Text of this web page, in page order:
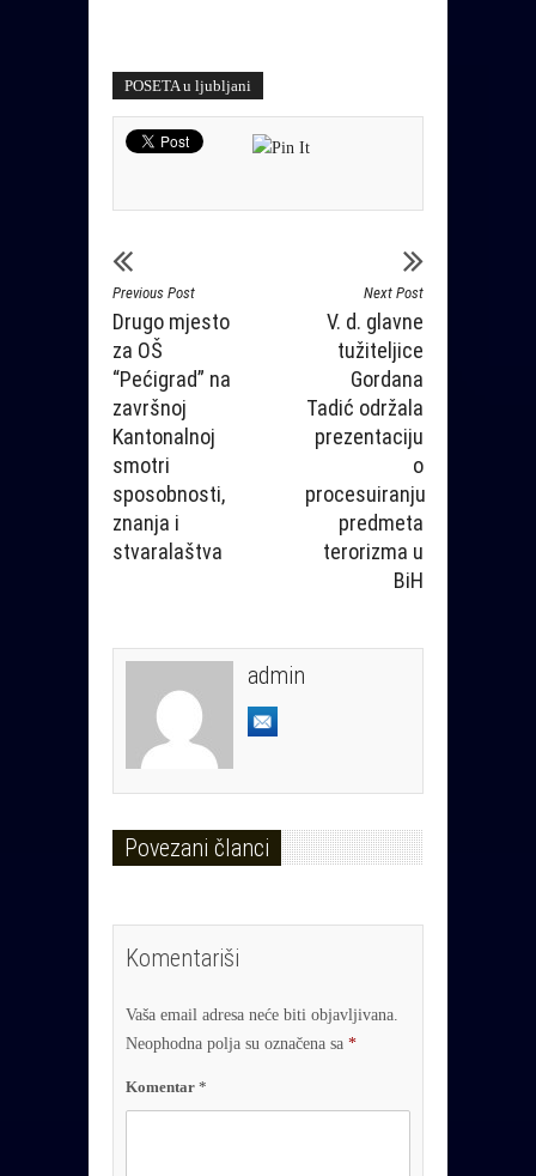
POSETA u ljubljani
Previous Post
Drugo mjesto
za OŠ
“Pećigrad” na
završnoj
Kantonalnoj
smotri
sposobnosti,
znanja i
stvaralaštva
Next Post
V. d. glavne
tužiteljice
Gordana
Tadić održala
prezentaciju
o
procesuiranju
predmeta
terorizma u
BiH
admin
Povezani članci
Komentariši
Vaša email adresa neće biti objavljivana.
Neophodna polja su označena sa *
Komentar *